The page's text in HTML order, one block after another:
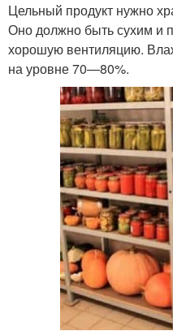
Цельный продукт нужно
Оно должно быть сухим и
хорошую вентиляцию.
на уровне 70—80%.